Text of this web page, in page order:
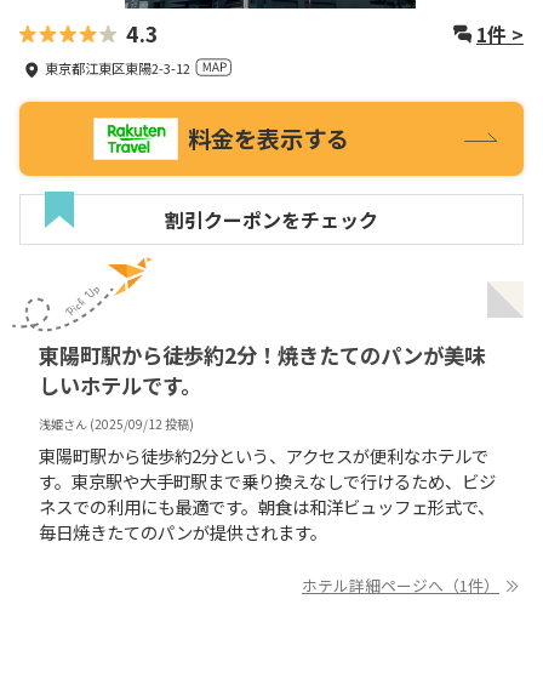
4.3 1件 >
東京都江東区東陽2-3-12
料金を表示する
割引クーポンをチェック
東陽町駅から徒歩約2分！焼きたてのパンが美味
しいホテルです。
浅姫さん (2025/09/12 投稿)
東陽町駅から徒歩約2分という、アクセスが便利なホテルで
す。東京駅や大手町駅まで乗り換えなしで行けるため、ビジ
ネスでの利用にも最適です。朝食は和洋ビュッフェ形式で、
毎日焼きたてのパンが提供されます。
ホテル詳細ページへ（1件）